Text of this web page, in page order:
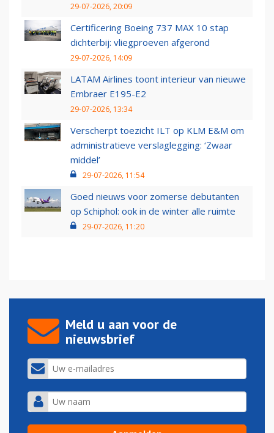
29-07-2026, 20:09
Certificering Boeing 737 MAX 10 stap
dichterbij: vliegproeven afgerond
29-07-2026, 14:09
LATAM Airlines toont interieur van nieuwe
Embraer E195-E2
29-07-2026, 13:34
Verscherpt toezicht ILT op KLM E&M om
administratieve verslaglegging: ‘Zwaar
middel’
29-07-2026, 11:54
Goed nieuws voor zomerse debutanten
op Schiphol: ook in de winter alle ruimte
29-07-2026, 11:20
Meld u aan voor de
nieuwsbrief